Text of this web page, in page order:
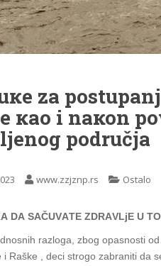
zа
као i nакоn
pоdručja
www.zzjznp.rs Ostalo
DА SАČUVАTЕ ZDRАVLjЕ U
razloga, zbog opasnosti
i Raške , dеci strogo zabraniti dа